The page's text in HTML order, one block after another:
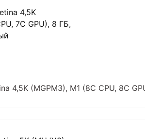
4,5K (MGPM3), M1 (8C CPU, 8C